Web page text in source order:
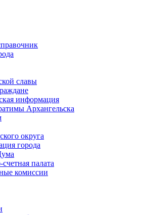
славы
информация
Архангельска
округа
города
палата
комиссии